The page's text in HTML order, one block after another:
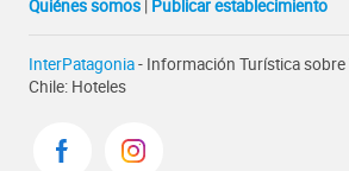
Quiénes somos | Publicar establecimiento
InterPatagonia- Información Turística sobre
Chile: Hoteles